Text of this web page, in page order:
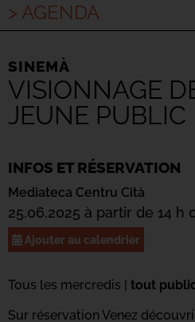
> AGENDA
SINEMÀ
VISIONNAGE
JEUNE PUBLIC
INFOS ET RÉSERVATION
Mediateca Centru Cità
25.06.2025 à partir de 14 h
Ajouter au calendrier
Tous les mercredis | tout
Sur réservation Venez